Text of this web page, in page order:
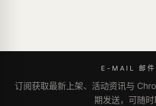
E-MAIL 邮件
订阅获取最新上架、活动资讯与
期发送，可随时